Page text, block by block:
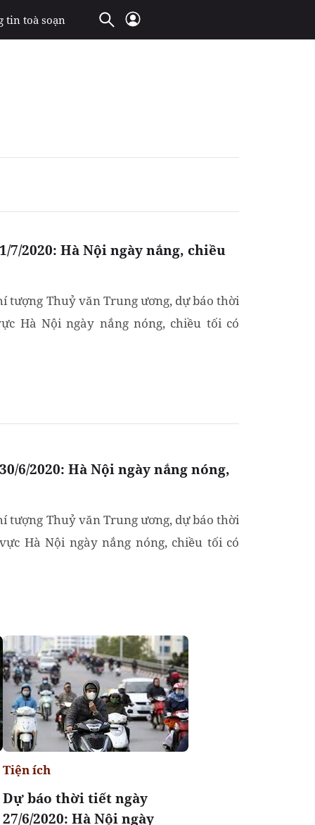
tin toà soạn
2020: Hà Nội ngày nắng, chiều
tượng Thuỷ văn Trung ương, dự báo thời
Hà Nội ngày nắng nóng, chiều tối có
6/2020: Hà Nội ngày nắng nóng,
tượng Thuỷ văn Trung ương, dự báo thời
Hà Nội ngày nắng nóng, chiều tối có
Dự báo thời tiết ngày
27/6/2020: Hà Nội ngày
Tiện ích